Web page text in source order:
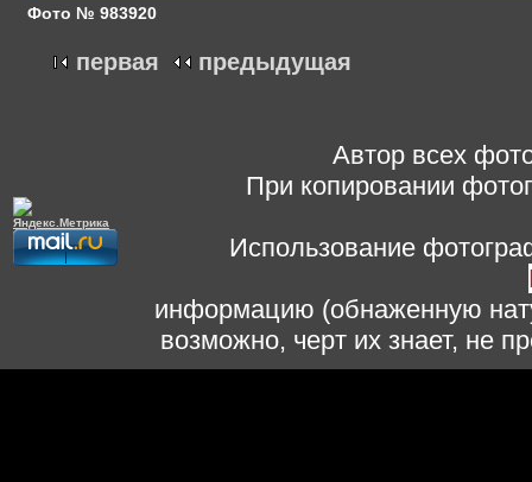
Фото № 983920
первая предыдущая
Автор всех
При копировании
Использование
информацию (обнаженную
возможно, черт их знает, не